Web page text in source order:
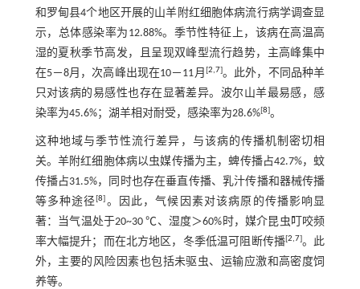
和罗甸县4个地区开展的山羊附红细胞体病流行病学调查显
示，总体感染率为12.88%。季节性特征上，该病在高温高
湿的夏秋季节高发，且呈现双峰型流行趋势，主高峰集中
在5－8月，次高峰出现在10－11月 [2,7]。此外，不同品种羊
只对该病的易感性也存在显著差异。波尔山羊最易感，感
染率为45.6%；湖羊相对耐受，感染率为28.6%[8]。
这种地域与季节性流行差异，与该病的传播机制密切相
关。羊附红细胞体病以虫媒传播为主，蜱传播占42.7%，蚊
传播占31.5%，同时也存在垂直传播、乳汁传播和器械传播
等多种途径[8] 。因此，气候因素对该病原的传播影响显
著：当气温处于20~30 ℃、湿度＞60%时，媒介昆虫叮咬频
率大幅提升；而在北方地区，冬季低温可阻断传播[2,7]。此
外，主要的风险因素也包括未驱虫、运输应激和高密度饲
养等。